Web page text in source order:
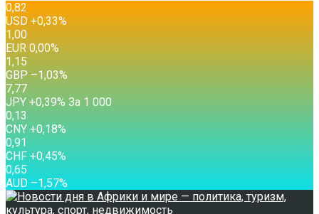
0,82
USD +0,33%
1,00
EUR 0,00%
1,15
GBP –1,03%
7,77
JPY +0,39% За 1 000
0,13
CNY +0,18%
0,91
CHF +0,45%
0,65
AUD –1,57%